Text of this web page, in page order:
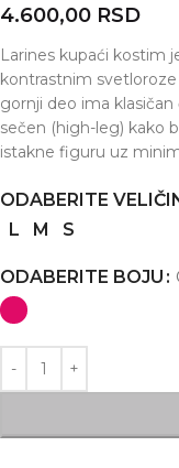
4.600,00 RSD
Larines kupaći kostim
kontrastnim
gornji deo ima
sečen (high-leg) kako
istakne figuru uz
ODABERITE
L
M S
ODABERITE BOJU